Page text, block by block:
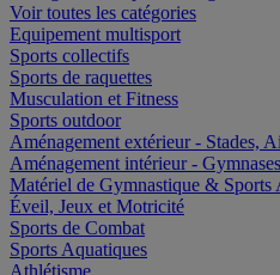
Voir toutes les catégories
Equipement multisport
Sports collectifs
Sports de raquettes
Musculation et Fitness
Sports outdoor
Aménagement extérieur - Stades,
Aménagement intérieur -
Matériel de Gymnastique & Sports
Éveil, Jeux et Motricité
Sports de Combat
Sports Aquatiques
Athlétisme